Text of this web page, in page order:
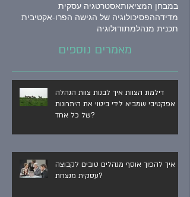
מאמרים נוספים
אסטרטגיה עסקיתבמבחן המציאות
הפסיכולוגיה של הגישה הפרו-אקטיביתמדידה
מתודולוגיהתכנית מנהל
דילמת הצוות איך לבנות צוות הנהלה
אפקטיבי שמביא לידי ביטוי את היתרונות
של כל אחד?
איך להפוך אוסף מנהלים טובים לקבוצה
עסקית מנצחת?